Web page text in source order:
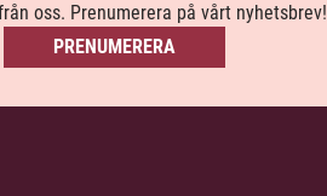
oss. Prenumerera på vårt nyhetsbrev!
PRENUMERERA